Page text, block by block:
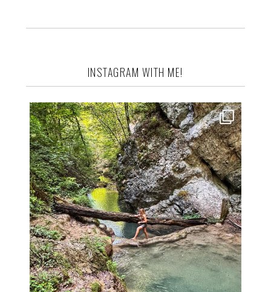
INSTAGRAM WITH ME!